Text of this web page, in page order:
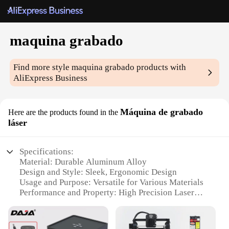
maquina grabado
Find more stylemaquina grabado products with
AliExpress Business
Here are the products found in the Máquina de grabado
láser
Specifications:
Material: Durable Aluminum Alloy
Design and Style: Sleek, Ergonomic Design
Usage and Purpose: Versatile for Various Materials
Performance and Property: High Precision Laser
Parts and Accessories: Comes with Essential
Accessories